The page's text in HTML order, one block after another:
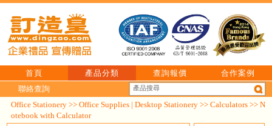
首頁 產品分類 查詢報價
合作案例
聯絡查詢
Office Stationery >> Office Supplies | Desktop Stationery >> Calculators >> N
otebook with Calculator